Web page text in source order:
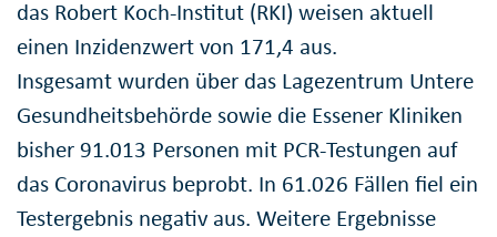
das Robert Koch-Institut (RKI) weisen aktuell
einen Inzidenzwert von 171,4 aus.
Insgesamt wurden über das Lagezentrum Untere
Gesundheitsbehörde sowie die Essener Kliniken
bisher 91.013 Personen mit PCR-Testungen auf
das Coronavirus beprobt. In 61.026 Fällen fiel ein
Testergebnis negativ aus. Weitere Ergebnisse